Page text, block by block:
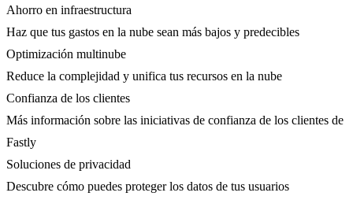
Ahorro en infraestructura
Haz que tus gastos en la nube sean más bajos y predecibles
Optimización multinube
Reduce la complejidad y unifica tus recursos en la nube
Confianza de los clientes
Más información sobre las iniciativas de confianza de los clientes de
Fastly
Soluciones de privacidad
Descubre cómo puedes proteger los datos de tus usuarios